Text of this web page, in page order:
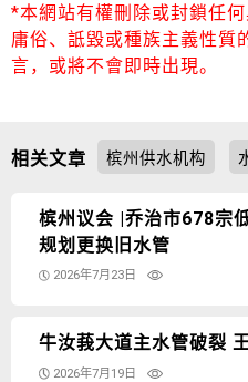
*本網站有權刪除或封鎖任
庸俗、詆毀或種族主義性質
言，或將不會即時出現。
相关文章 槟州供水机构
槟州议会 |乔治市678宗
规划更换旧水管
2026年7月23日
牛汝莪大道主水管破裂
2026年7月19日